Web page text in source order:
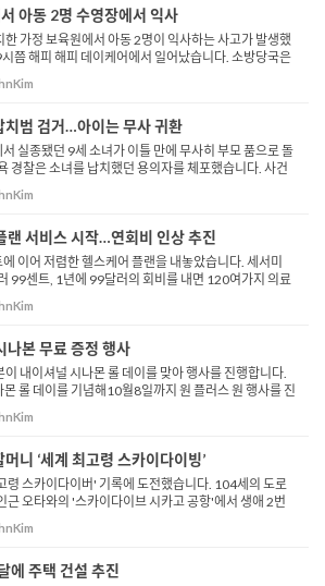
아동 2명 수영장에서 익사
가정 보육원에서 아동 2명이 익사하는 사고가 발생했
쯤 해피 해피 데이케어에서 일어났습니다. 소방당국은
장에 빠진 아동 3명을 구조했지만 이중 2명은 그자리에
치범 검거…아이는 무사 귀환
실종됐던 9세 소녀가 이틀 만에 무사히 부모 품으로 돌
경찰은 소녀를 납치했던 용의자를 체포했습니다. 사건
젯밤 실종된 샬롯의 집 우편함에 아이의 몸값을 요구하
랜 서비스 시작…연회비 인상 추진
이어 저렴한 헬스케어 플랜을 내놓았습니다. 세서미
99센트, 1년에 99달러의 회비를 내면 120여가지 의료
수 있게 됩니다. 세서미 플러스 회원들은 프라이머리 닥
나본 무료 증정 행사
내이셔널 시나몬 롤 데이를 맞아 행사를 진행합니다.
롤 데이를 기념해10월8일까지 원 플러스 원 행사를 진
를 위해선 시나본 앱을 다운로드한 후 가입해야 하며 쿠
니 ‘세계 최고령 스카이다이빙’
령 스카이다이버' 기록에 도전했습니다. 104세의 도로
근 오타와의 '스카이다이브 시카고 공항'에서 생애 2번
로 마치고 기네스북 등재를 기다리고 있습니다. ...
에 주택 건설 추진